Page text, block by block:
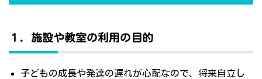
１．施設や教室の利用の目的
子どもの成長や発達の遅れが心配なので、将来自立し